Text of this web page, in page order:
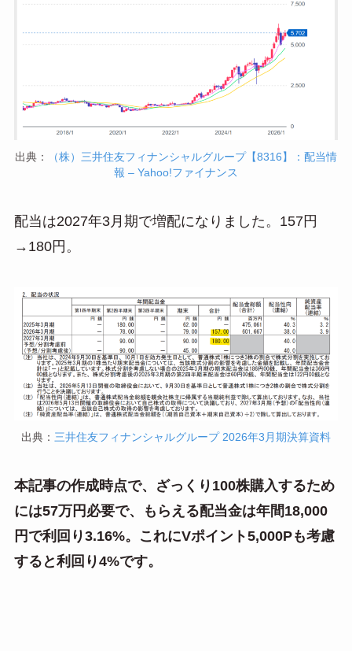
出典：
（株）三井住友フィナンシャルグループ【8316】：配当情
報 – Yahoo!ファイナンス
配当は2027年3月期で増配になりました。157円
→180円。
出典： 三井住友フィナンシャルグループ 2026年3月期決算資料
本記事の作成時点で、ざっくり100株購入するため
には57万円必要で、もらえる配当金は年間18,000
円で利回り3.16%。これにVポイント5,000Pも考慮
すると利回り4%です。